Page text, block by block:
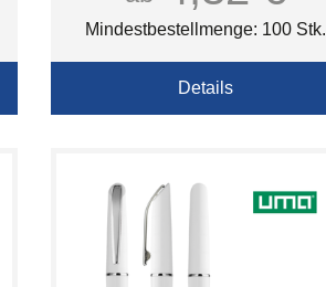
Mindestbestellmenge: 100 Stk.
Details